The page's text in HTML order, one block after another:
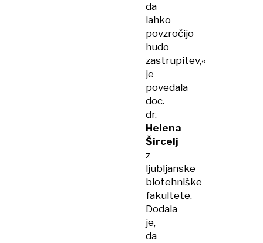
da
lahko
povzročijo
hudo
zastrupitev,«
je
povedala
doc.
dr.
Helena
Šircelj
z
ljubljanske
biotehniške
fakultete.
Dodala
je,
da